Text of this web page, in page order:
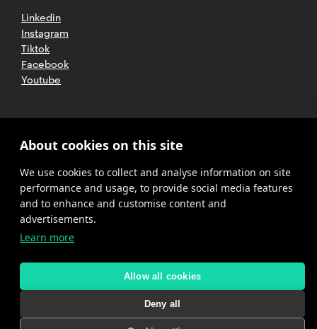
Linkedin
Instagram
Tiktok
Facebook
Youtube
advice
Privacy
policy
Cookies
About cookies on this site
We use cookies to collect and analyse information on site
performance and usage, to provide social media features
and to enhance and customise content and
advertisements.
Learn more
Allow all cookies
Deny all